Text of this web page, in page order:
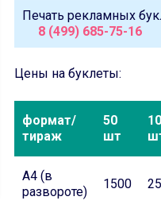
Печать рекламных
8 (499) 685-75-16
Цены на буклеты:
формат/
тираж
50
шт
А4 (в
развороте)
1500